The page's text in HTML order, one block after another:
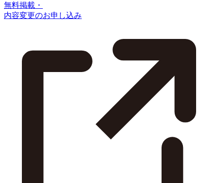
無料掲載・
内容変更のお申し込み